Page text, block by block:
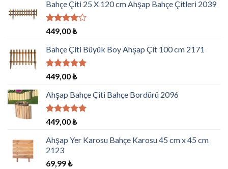
Bahçe Çiti 25 X 120 cm Ahşap Bahçe Çitleri 2039
5
üzerinden
4.00
oy
aldı
449,00₺
Bahçe Çiti Büyük Boy Ahşap Çit 100 cm 2171
5 üzerinden
5.00oy
aldı
449,00₺
Ahşap Bahçe Çiti Bahçe Bordürü 2096
5 üzerinden
5.00oy
aldı
449,00₺
Ahşap Yer Karosu Bahçe Karosu 45 cm x 45 cm
2123
69,99₺